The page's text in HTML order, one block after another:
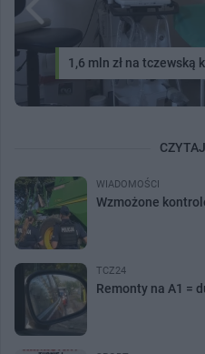
1,6 mln zł na tczewską
WIADOMOŚCI
Wzmożone
TCZ24
Remonty na A1 =